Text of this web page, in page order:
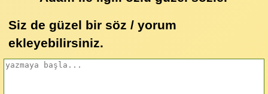
Siz de güzel bir söz / yorum
ekleyebilirsiniz.